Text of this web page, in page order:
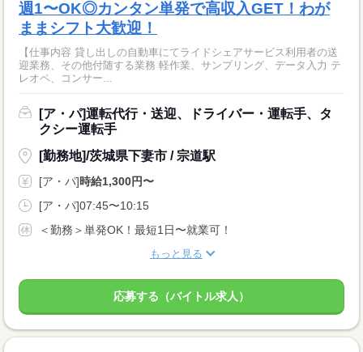
週1〜OK◎カンタン単発で高収入GET！わが
ままシフト大歓迎！
【仕事内容 貸し出しの自動車にてライドシェアサービス利用者の送
迎業務、その他付随する業務 軽作業、サンプリング、データ入力 テ
レオペ、コンサー...
[ア・パ]運転代行・送迎、ドライバー・運転手、タ
クシー運転手
[勤務地]/茨城県下妻市 / 宗道駅
[ア・パ]時給1,300円〜
[ア・パ]07:45〜10:15
＜勤務＞単発OK！最短1日〜就業可！
もっと見る
応募する（バイトル求人）